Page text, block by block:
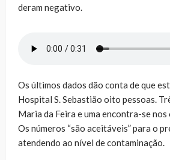
deram negativo.
Os últimos dados dão conta de que
Hospital S. Sebastião oito pessoas.
Maria da Feira e uma encontra-se
Os números “são aceitáveis” para o
atendendo ao nível de contaminação.